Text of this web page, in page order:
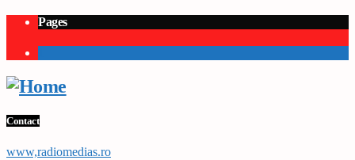
Pages
Contact
www,radiomedias.ro